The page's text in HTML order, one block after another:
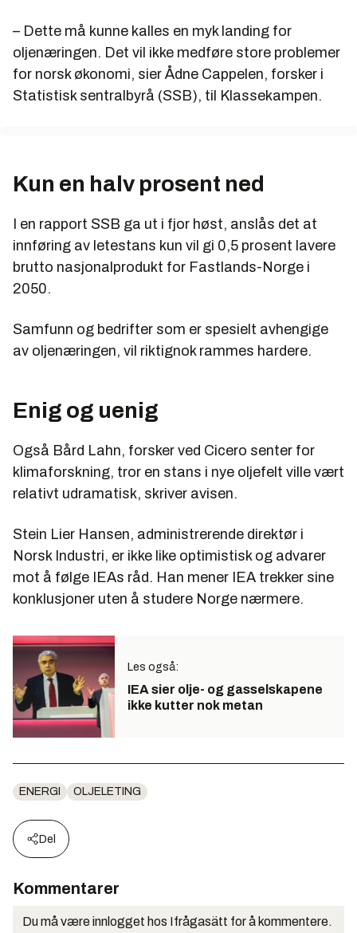
– Dette må kunne kalles en myk landing for
oljenæringen. Det vil ikke medføre store problemer
for norsk økonomi, sier Ådne Cappelen, forsker i
Statistisk sentralbyrå (SSB), til Klassekampen.
Kun en halv prosent ned
I en rapport SSB ga ut i fjor høst, anslås det at
innføring av letestans kun vil gi 0,5 prosent lavere
brutto nasjonalprodukt for Fastlands-Norge i
2050.
Samfunn og bedrifter som er spesielt avhengige
av oljenæringen, vil riktignok rammes hardere.
Enig og uenig
Også Bård Lahn, forsker ved Cicero senter for
klimaforskning, tror en stans i nye oljefelt ville vært
relativt udramatisk, skriver avisen.
Stein Lier Hansen, administrerende direktør i
Norsk Industri, er ikke like optimistisk og advarer
mot å følge IEAs råd. Han mener IEA trekker sine
konklusjoner uten å studere Norge nærmere.
Les også:
IEA sier olje- og gasselskapene
ikke kutter nok metan
ENERGI OLJELETING
Del
Kommentarer
Du må være innlogget hos Ifrågasätt for å kommentere.